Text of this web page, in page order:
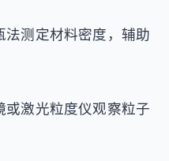
测定材料密度，辅助
激光粒度仪观察粒子